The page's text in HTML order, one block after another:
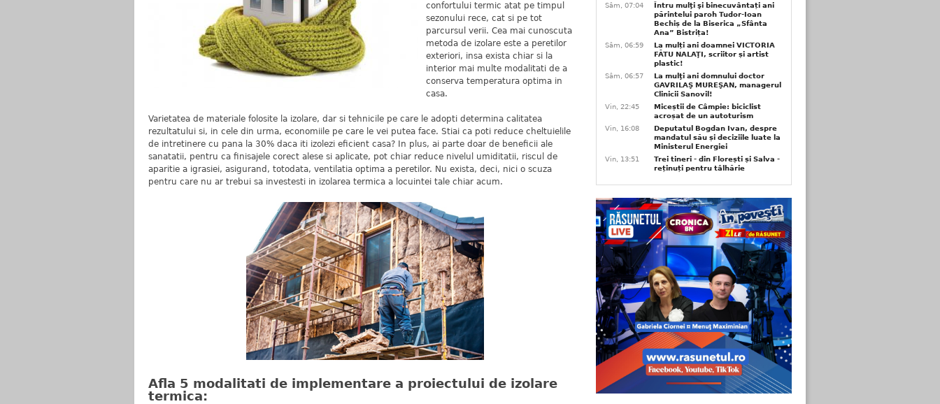
confortului termic atat pe timpul
sezonului rece, cat si pe tot
parcursul verii. Cea mai cunoscuta
metoda de izolare este a peretilor
exteriori, insa exista chiar si la
interior mai multe modalitati de a
conserva temperatura optima in
casa.
Varietatea de materiale folosite la izolare, dar si tehnicile pe care le adopti determina calitatea
rezultatului si, in cele din urma, economiile pe care le vei putea face. Stiai ca poti reduce cheltuielile
de intretinere cu pana la 30% daca iti izolezi eficient casa? In plus, ai parte doar de beneficii ale
sanatatii, pentru ca finisajele corect alese si aplicate, pot chiar reduce nivelul umiditatii, riscul de
aparitie a igrasiei, asigurand, totodata, ventilatia optima a peretilor. Nu exista, deci, nici o scuza
pentru care nu ar trebui sa investesti in izolarea termica a locuintei tale chiar acum.
Afla 5 modalitati de implementare a proiectului de izolare
termica:
Sâm, 07:04
Întru mulţi şi binecuvântați ani
părintelui paroh Tudor-Ioan
Bechiș de la Biserica „Sfânta
Ana” Bistrița!
Sâm, 06:59
La mulți ani doamnei VICTORIA
FĂTU NALAŢI, scriitor și artist
plastic!
Sâm, 06:57
La mulţi ani domnului doctor
GAVRILAŞ MUREŞAN, managerul
Clinicii Sanovil!
Vin, 22:45
Miceștii de Câmpie: biciclist
acroșat de un autoturism
Vin, 16:08
Deputatul Bogdan Ivan, despre
mandatul său și deciziile luate la
Ministerul Energiei
Vin, 13:51
Trei tineri - din Florești și Salva -
reținuți pentru tâlhărie